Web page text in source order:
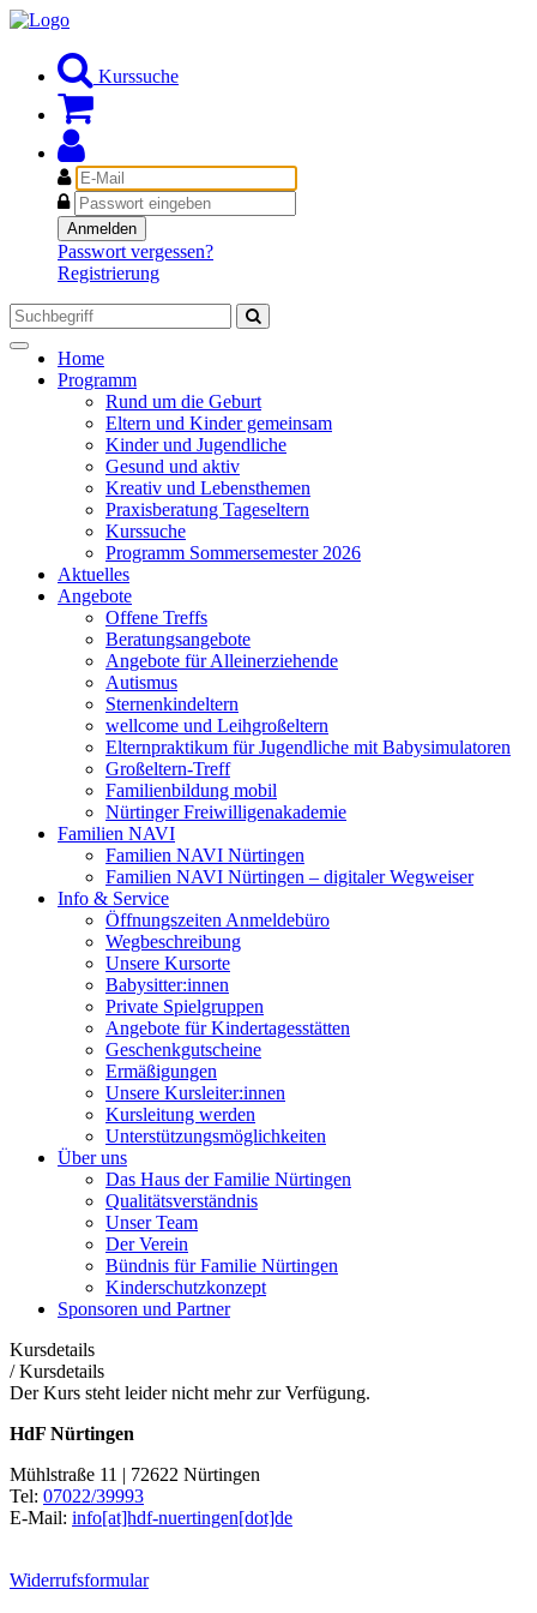
Kurssuche
E-
Mail
Passwort
Anmelden
Passwort vergessen?
Registrierung
Toggle
navigation
Home
Programm
Rund um die Geburt
Eltern und Kinder gemeinsam
Kinder und Jugendliche
Gesund und aktiv
Kreativ und Lebensthemen
Praxisberatung Tageseltern
Kurssuche
Programm Sommersemester 2026
Aktuelles
Angebote
Offene Treffs
Beratungsangebote
Angebote für Alleinerziehende
Autismus
Sternenkindeltern
wellcome und Leihgroßeltern
Elternpraktikum für Jugendliche mit Babysimulatoren
Großeltern-Treff
Familienbildung mobil
Nürtinger Freiwilligenakademie
Familien NAVI
Familien NAVI Nürtingen
Familien NAVI Nürtingen – digitaler Wegweiser
Info & Service
Öffnungszeiten Anmeldebüro
Wegbeschreibung
Unsere Kursorte
Babysitter:innen
Private Spielgruppen
Angebote für Kindertagesstätten
Geschenkgutscheine
Ermäßigungen
Unsere Kursleiter:innen
Kursleitung werden
Unterstützungsmöglichkeiten
Über uns
Das Haus der Familie Nürtingen
Qualitätsverständnis
Unser Team
Der Verein
Bündnis für Familie Nürtingen
Kinderschutzkonzept
Sponsoren und Partner
Kursdetails
/Kursdetails
Der Kurs steht leider nicht mehr zur Verfügung.
HdF Nürtingen
Mühlstraße 11 | 72622 Nürtingen
Tel: 07022/39993
E-Mail: info[at]hdf-nuertingen[dot]de
Widerrufsformular